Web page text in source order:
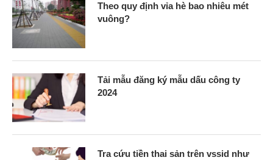
Theo quy định vỉa hè bao nhiêu mét
vuông?
Tải mẫu đăng ký mẫu dấu công ty
2024
Tra cứu tiền thai sản trên vssid như